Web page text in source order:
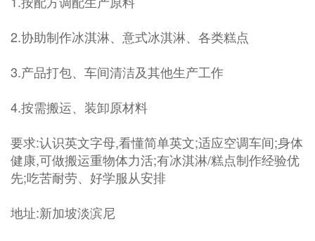
2.协助制作冰淇淋、意式冰淇淋、各类糕点
3.产品打包、车间清洁及其他生产工作
4.按需搬运、装卸原材料
要求:认识英文字母,看懂简单英文;适应空调车间;身体
健康,可做搬运重物体力活;有冰淇淋/糕点制作经验优
先;吃苦耐劳、好学服从安排
地址:新加坡淡滨尼